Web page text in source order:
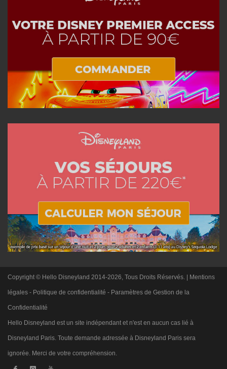
Copyright © Hello Disneyland 2014-2026, Tous Droits Réservés. | Mentions
légales - Politique de confidentialité - Paramètres de Gestion de la
Confidentialité
Hello Disneyland est un site indépendant et n'est en aucun cas lié à
Disneyland Paris. Toute demande adressée à Disneyland Paris sera
ignorée. Merci de votre compréhension.